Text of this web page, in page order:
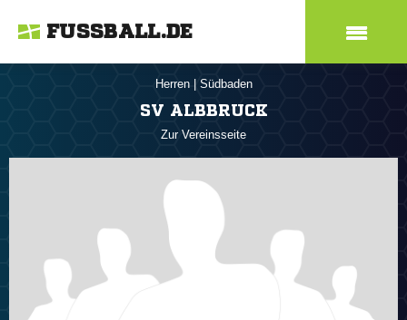
FUSSBALL.DE
Herren Südbaden
SV ALBBRUCK
Zur Vereinsseite